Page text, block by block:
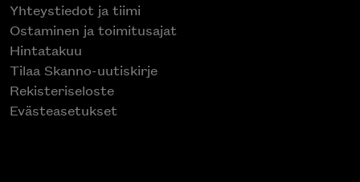
Yhteystiedot ja tiimi
Ostaminen ja toimitusajat
Hintatakuu
Tilaa Skanno-uutiskirje
Rekisteriseloste
Evästeasetukset